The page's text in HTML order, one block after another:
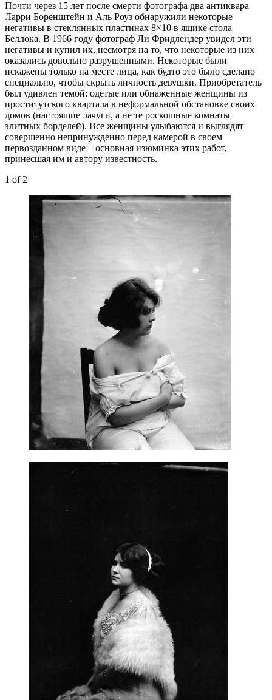
Почти через 15 лет после смерти фотографа два антиквара
Ларри Боренштейн и Аль Роуз обнаружили некоторые
негативы в стеклянных пластинах 8×10 в ящике стола
Беллока. В 1966 году фотограф Ли Фридлендер увидел эти
негативы и купил их, несмотря на то, что некоторые из них
оказались довольно разрушенными. Некоторые были
искажены только на месте лица, как будто это было сделано
специально, чтобы скрыть личность девушки. Приобретатель
был удивлен темой: одетые или обнаженные женщины из
проститутского квартала в неформальной обстановке своих
домов (настоящие лачуги, а не те роскошные комнаты
элитных борделей). Все женщины улыбаются и выглядят
совершенно непринужденно перед камерой в своем
первозданном виде – основная изюминка этих работ,
принесшая им и автору известность.
1 of 2